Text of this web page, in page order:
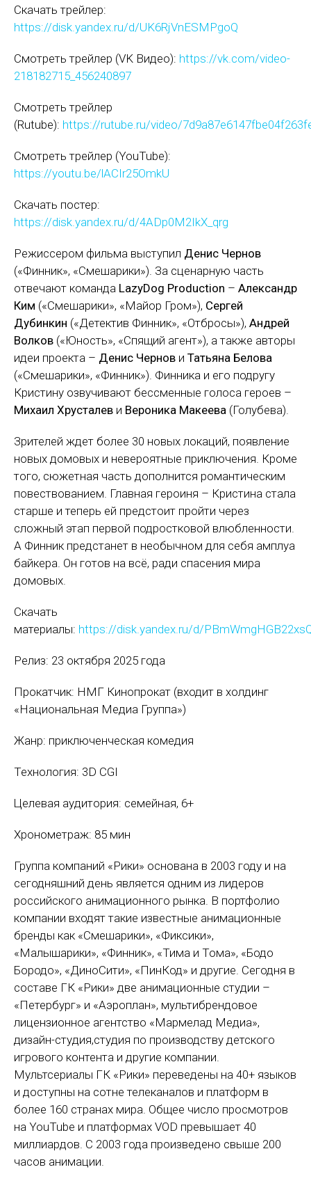
Скачать трейлер:
https://disk.yandex.ru/d/UK6RjVnESMPgoQ
Смотреть трейлер (VK Видео): https://vk.com/video-
218182715_456240897
Смотреть трейлер
(Rutube): https://rutube.ru/video/
Смотреть трейлер (YouTube):
https://youtu.be/lACIr25OmkU
Скачать постер:
https://disk.yandex.ru/d/4ADp0M2IkX_qrg
Режиссером фильма выступил Денис Чернов
(«Финник», «Смешарики»). За сценарную часть
отвечают команда LazyDog Production – Александр
Ким («Смешарики», «Майор Гром»), Сергей
Дубинкин («Детектив Финник», «Отбросы»), Андрей
Волков («Юность», «Спящий агент»), а также авторы
идеи проекта – Денис Чернов и Татьяна Белова
(«Смешарики», «Финник»). Финника и его подругу
Кристину озвучивают бессменные голоса героев –
Михаил Хрусталев и Вероника Макеева (Голубева).
Зрителей ждет более 30 новых локаций, появление
новых домовых и невероятные приключения. Кроме
того, сюжетная часть дополнится романтическим
повествованием. Главная героиня – Кристина стала
старше и теперь ей предстоит пройти через
сложный этап первой подростковой влюбленности.
А Финник предстанет в необычном для себя амплуа
байкера. Он готов на всё, ради спасения мира
домовых.
Скачать
материалы: https://disk.yandex.ru/d/
Релиз: 23 октября 2025 года
Прокатчик: НМГ Кинопрокат (входит в холдинг
«Национальная Медиа Группа»)
Жанр: приключенческая комедия
Технология: 3D CGI
Целевая аудитория: семейная, 6+
Хронометраж: 85 мин
Группа компаний «Рики» основана в 2003 году и на
сегодняшний день является одним из лидеров
российского анимационного рынка. В портфолио
компании входят такие известные анимационные
бренды как «Смешарики», «Фиксики»,
«Малышарики», «Финник», «Тима и Тома», «Бодо
Бородо», «ДиноСити», «ПинКод» и другие. Сегодня в
составе ГК «Рики» две анимационные студии –
«Петербург» и «Аэроплан», мультибрендовое
лицензионное агентство «Мармелад Медиа»,
дизайн-студия,студия по производству детского
игрового контента и другие компании.
Мультсериалы ГК «Рики» переведены на 40+ языков
и доступны на сотне телеканалов и платформ в
более 160 странах мира. Общее число просмотров
на YouTube и платформах VOD превышает 40
миллиардов. С 2003 года произведено свыше 200
часов анимации.